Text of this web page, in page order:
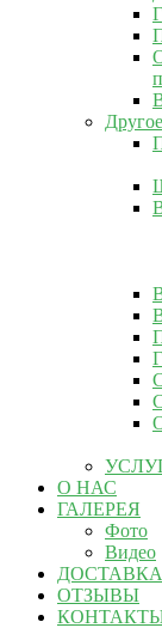
О НАС
ГАЛЕРЕЯ
Фото
Видео
ДОСТАВКА
ОТЗЫВЫ